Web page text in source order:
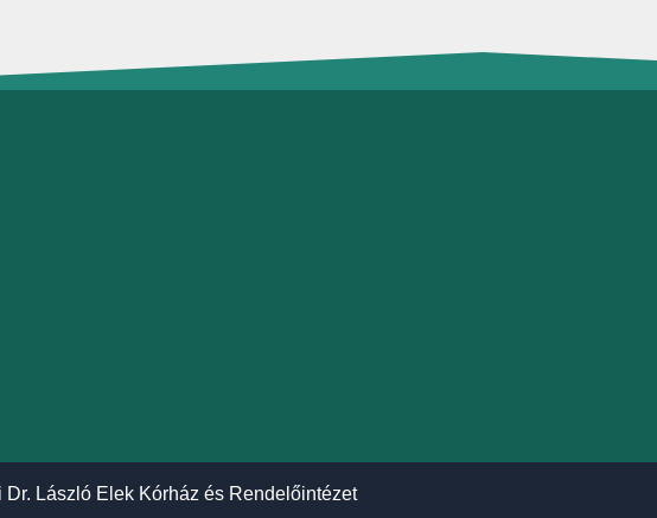
László Elek Kórház és Rendelőintézet